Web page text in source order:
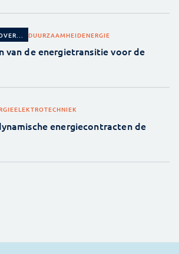
DUURZAAMHEIDENERGIE
van de energietransitie voor de
ELEKTROTECHNIEK
energiecontracten de